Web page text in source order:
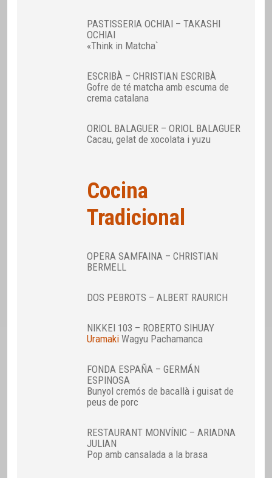
PASTISSERIA OCHIAI – TAKASHI
OCHIAI
«Think in Matcha`
ESCRIBÀ – CHRISTIAN ESCRIBÀ
Gofre de té matcha amb escuma de
crema catalana
ORIOL BALAGUER – ORIOL BALAGUER
Cacau, gelat de xocolata i yuzu
Cocina
Tradicional
OPERA SAMFAINA – CHRISTIAN
BERMELL
DOS PEBROTS – ALBERT RAURICH
NIKKEI 103 – ROBERTO SIHUAY
Uramaki Wagyu Pachamanca
FONDA ESPAÑA – GERMÁN
ESPINOSA
Bunyol cremós de bacallà i guisat de
peus de porc
RESTAURANT MONVÍNIC – ARIADNA
JULIAN
Pop amb cansalada a la brasa